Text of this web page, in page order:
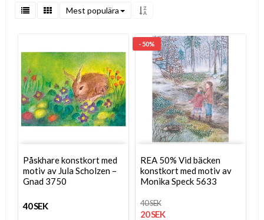
Mest populära
Påskhare konstkort med
motiv av Jula Scholzen –
Gnad 3750
40 SEK
- 50%
REA 50% Vid bäcken
konstkort med motiv av
Monika Speck 5633
40 SEK
20 SEK